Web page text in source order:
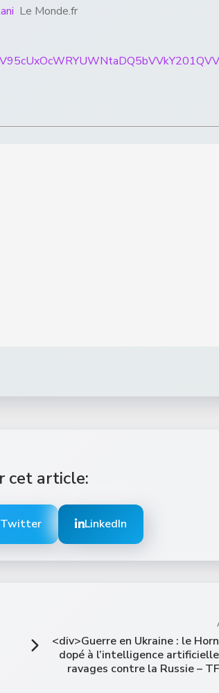
Le Monde.fr
cet article:
Twitter LinkedIn
<div>Guerre en Ukraine : le
dopé à l’intelligence
ravages contre la Russie –